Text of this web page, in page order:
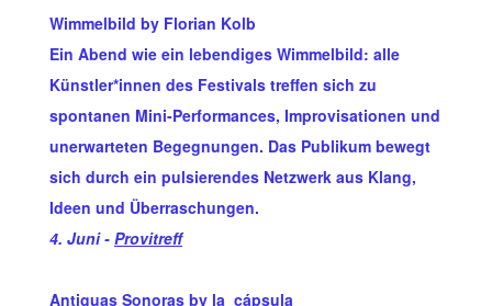
Wimmelbild by Florian Kolb
Ein Abend wie ein lebendiges Wimmelbild: alle
Künstler*innen des Festivals treffen sich zu
spontanen Mini-Performances, Improvisationen und
unerwarteten Begegnungen. Das Publikum bewegt
sich durch ein pulsierendes Netzwerk aus Klang,
Ideen und Überraschungen.
4. Juni - Provitreff
Antiguas Sonoras by la_cápsula